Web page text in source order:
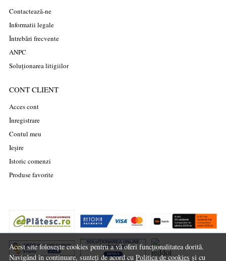
Acest site folosește cookies pentru a vă oferi funcționalitatea dorită.
Navigând în continuare, sunteți de acord cuPolitica de cookies și cu
Contactează-ne
Informatii legale
Întrebări frecvente
ANPC
Soluționarea litigiilor
CONT CLIENT
Acces cont
Înregistrare
Contul meu
Ieșire
Istoric comenzi
Produse favorite